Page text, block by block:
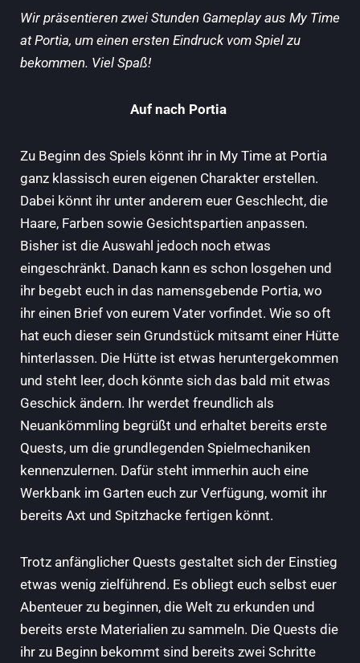
Wir präsentieren zwei Stunden Gameplay aus My Time
at Portia, um einen ersten Eindruck vom Spiel zu
bekommen. Viel Spaß!
Auf nach Portia
Zu Beginn des Spiels könnt ihr in My Time at Portia
ganz klassisch euren eigenen Charakter erstellen.
Dabei könnt ihr unter anderem euer Geschlecht, die
Haare, Farben sowie Gesichtspartien anpassen.
Bisher ist die Auswahl jedoch noch etwas
eingeschränkt. Danach kann es schon losgehen und
ihr begebt euch in das namensgebende Portia, wo
ihr einen Brief von eurem Vater vorfindet. Wie so oft
hat euch dieser sein Grundstück mitsamt einer Hütte
hinterlassen. Die Hütte ist etwas heruntergekommen
und steht leer, doch könnte sich das bald mit etwas
Geschick ändern. Ihr werdet freundlich als
Neuankömmling begrüßt und erhaltet bereits erste
Quests, um die grundlegenden Spielmechaniken
kennenzulernen. Dafür steht immerhin auch eine
Werkbank im Garten euch zur Verfügung, womit ihr
bereits Axt und Spitzhacke fertigen könnt.
Trotz anfänglicher Quests gestaltet sich der Einstieg
etwas wenig zielführend. Es obliegt euch selbst euer
Abenteuer zu beginnen, die Welt zu erkunden und
bereits erste Materialien zu sammeln. Die Quests die
ihr zu Beginn bekommt sind bereits zwei Schritte